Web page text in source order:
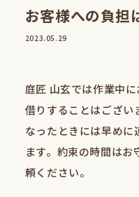
お客様への負担
2023.05.29
庭匠 山玄では作業中
借りすることはござい
なったときには早め
ます。約束の時間は
頼ください。